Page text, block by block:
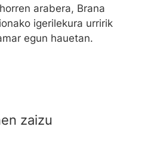
arabera, Brana
igerilekura urririk
egun hauetan.
zaizu